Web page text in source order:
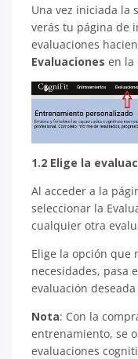
Una vez iniciada la
verás tu página de
evaluaciones
Evaluaciones en la
1.2 Elige la
Al acceder a la
seleccionar la
cualquier otra
Elige la opción que
necesidades, pasa
evaluación
Nota: Con la
entrenamiento, se
evaluaciones